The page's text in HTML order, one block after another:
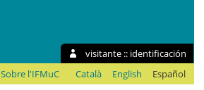
visitante :: identificación
Sobre l'IFMuC Català English Español